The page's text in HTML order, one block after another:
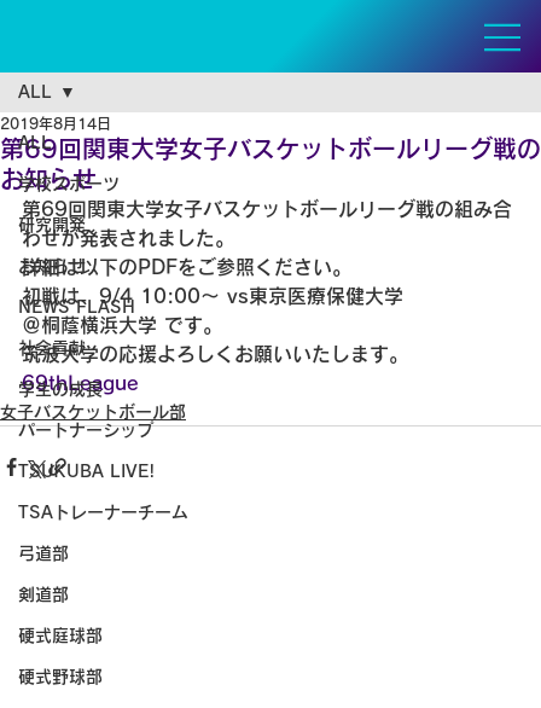
ALL
学校スポーツ
研究開発
お知らせ
NEWS FLASH
社会貢献
学生の成長
パートナーシップ
TSUKUBA LIVE!
TSAトレーナーチーム
弓道部
剣道部
硬式庭球部
硬式野球部
ALL
第69回関東大学女子バスケットボールリーグ戦の
お知らせ
2019年8月14日
第69回関東大学女子バスケットボールリーグ戦の組み合
わせが発表されました。
詳細は以下のPDFをご参照ください。
初戦は、9/4 10:00～ vs東京医療保健大学
＠桐蔭横浜大学 です。
筑波大学の応援よろしくお願いいたします。
69thLeague
女子バスケットボール部